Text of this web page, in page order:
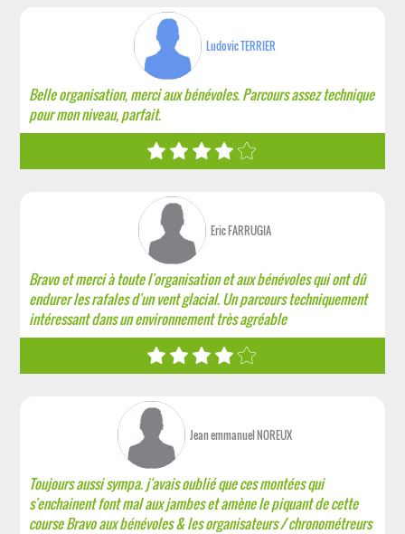
Ludovic TERRIER
Belle organisation, merci aux bénévoles. Parcours assez technique
pour mon niveau, parfait.
Eric FARRUGIA
Bravo et merci à toute l'organisation et aux bénévoles qui ont dû
endurer les rafales d'un vent glacial. Un parcours techniquement
intéressant dans un environnement très agréable
Jean emmanuel NOREUX
Toujours aussi sympa. j'avais oublié que ces montées qui
s'enchainent font mal aux jambes et amène le piquant de cette
course Bravo aux bénévoles & les organisateurs / chronométreurs